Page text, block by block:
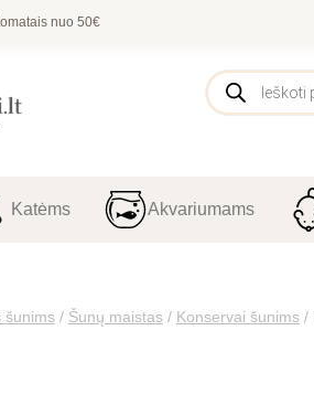
nuo 50€
Katėms Akvariumams
šunims / Šunų maistas / Konservai šunims /